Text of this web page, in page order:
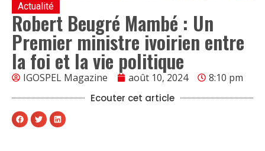
Actualité
Robert Beugré Mambé : Un
Premier ministre ivoirien entre
la foi et la vie politique
IGOSPEL Magazine août 10, 2024 8:10 pm
Ecouter cet article